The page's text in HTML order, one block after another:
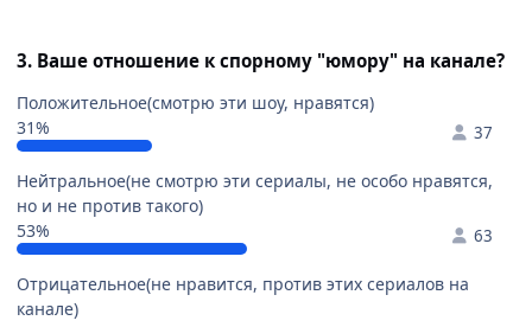
3. Ваше отношение к спорному "юмору" на канале?
Положительное(смотрю эти шоу, нравятся)
31%
37
Нейтральное(не смотрю эти сериалы, не особо нравятся,
но и не против такого)
53%
63
Отрицательное(не нравится, против этих сериалов на
канале)